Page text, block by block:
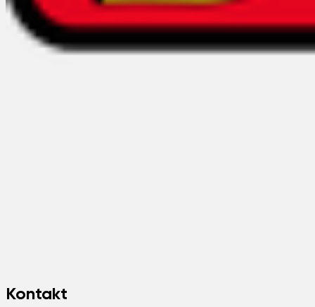
Kontakt